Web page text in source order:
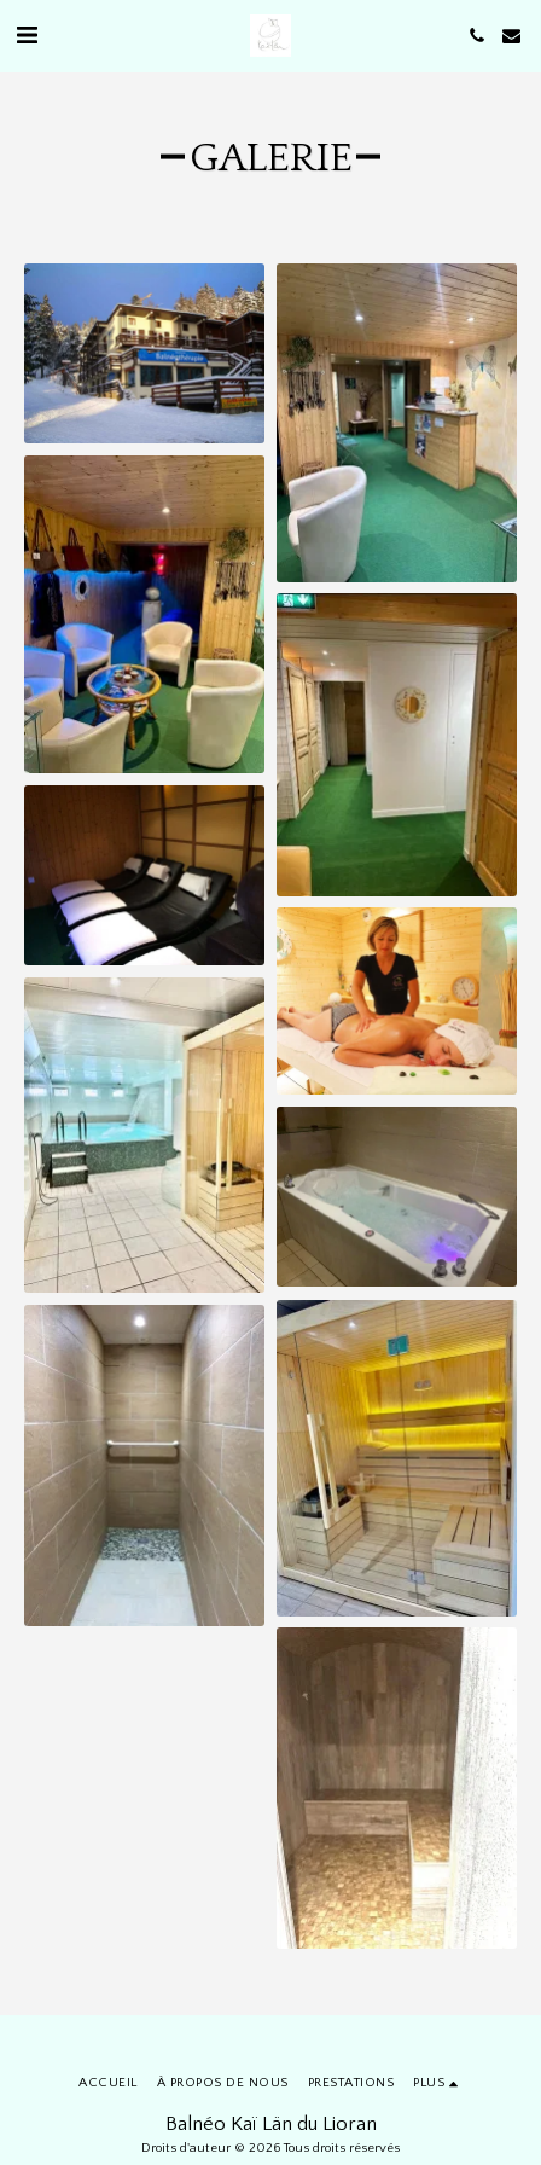
GALERIE
Balnéo Kaï Län du Lioran
Droits d'auteur © 2026 Tous droits réservés
ACCUEIL À PROPOS DE NOUS PRESTATIONS PLUS